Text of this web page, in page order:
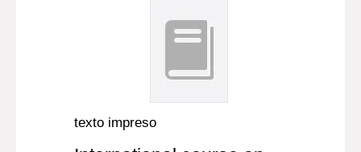
texto impreso